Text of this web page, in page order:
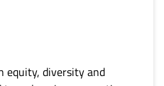
equity, diversity and